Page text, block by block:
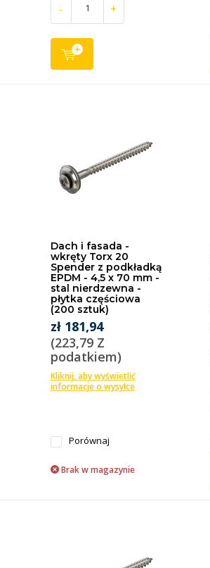
- +
Dach i fasada -
wkręty Torx 20
Spender z podkładką
EPDM - 4,5 x 70 mm -
stal nierdzewna -
płytka częściowa
(200 sztuk)
zł 181,94
(223,79 Z
podatkiem)
Kliknij, aby wyświetlić
informacje o wysyłce
Porównaj
Brak w magazynie